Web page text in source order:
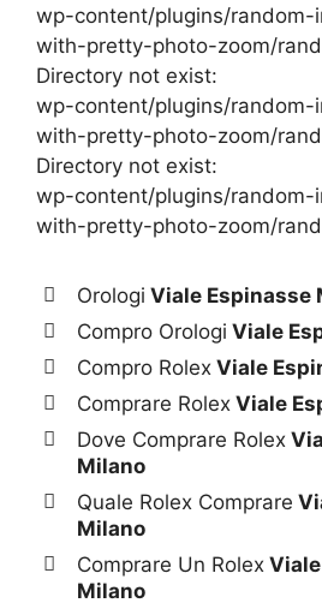
wp-content/plugins/random-
with-pretty-photo-zoom/
Directory not exist:
wp-content/plugins/random-
with-pretty-photo-zoom/
Directory not exist:
wp-content/plugins/random-
with-pretty-photo-zoom/
Orologi Viale Espinasse
Compro Orologi Viale
Compro Rolex Viale
Comprare Rolex Viale
Dove Comprare Rolex
Milano
Quale Rolex Comprare
Milano
Comprare Un Rolex
Milano